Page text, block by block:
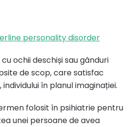
personality disorder
cu ochii deschiși sau gânduri
de scop, care satisfac
în planul imaginației.
folosit în psihiatrie pentru
unei persoane de avea